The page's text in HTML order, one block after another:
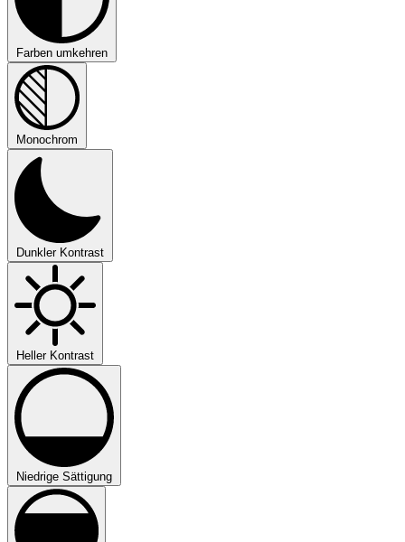
Farben umkehren
Monochrom
Dunkler Kontrast
Heller Kontrast
Niedrige Sättigung